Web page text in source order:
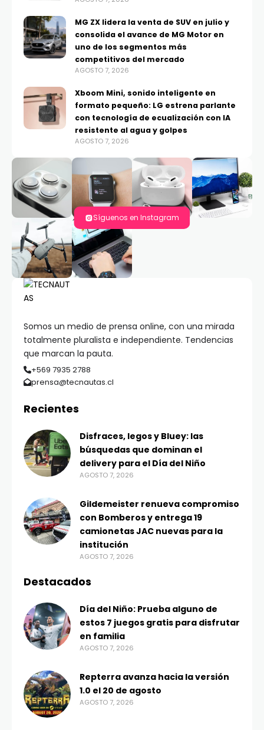
MG ZX lidera la venta de SUV en julio y
consolida el avance de MG Motor en
uno de los segmentos más
competitivos del mercado
AGOSTO 7, 2026
Xboom Mini, sonido inteligente en
formato pequeño: LG estrena parlante
con tecnología de ecualización con IA
resistente al agua y golpes
AGOSTO 7, 2026
Síguenos en Instagram
Somos un medio de prensa online, con una mirada
totalmente pluralista e independiente. Tendencias
que marcan la pauta.
+569 7935 2788
prensa@tecnautas.cl
Recientes
Disfraces, legos y Bluey: las
búsquedas que dominan el
delivery para el Día del Niño
AGOSTO 7, 2026
Gildemeister renueva compromiso
con Bomberos y entrega 19
camionetas JAC nuevas para la
institución
AGOSTO 7, 2026
Destacados
Día del Niño: Prueba alguno de
estos 7 juegos gratis para disfrutar
en familia
AGOSTO 7, 2026
Repterra avanza hacia la versión
1.0 el 20 de agosto
AGOSTO 7, 2026